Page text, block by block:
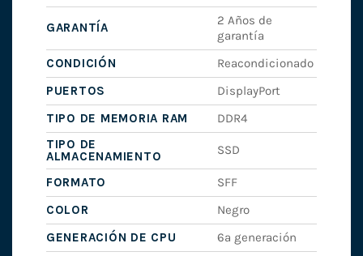
GARANTÍA
2 Años de
garantía
CONDICIÓN
Reacondicionado
PUERTOS
DisplayPort
TIPO DE MEMORIA RAM
DDR4
TIPO DE
ALMACENAMIENTO
SSD
FORMATO
SFF
COLOR
Negro
GENERACIÓN DE CPU
6ª generación